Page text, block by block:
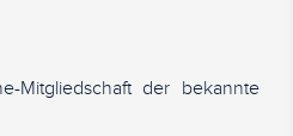
Mitgliedschaft der bekannte